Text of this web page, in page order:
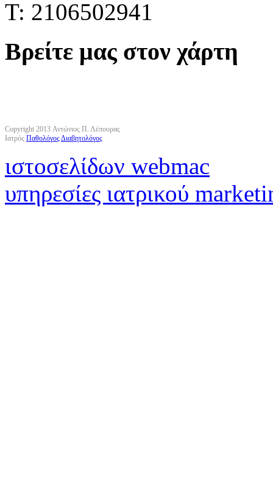
Τ: 2106502941
Βρείτε μας στον χάρτη
Copyright 2013 Αντώνιος Π. Λέπουρας
Ιατρός ΠαθολόγοςΔιαβητολόγος
ιστοσελίδων webmac
υπηρεσίες ιατρικού